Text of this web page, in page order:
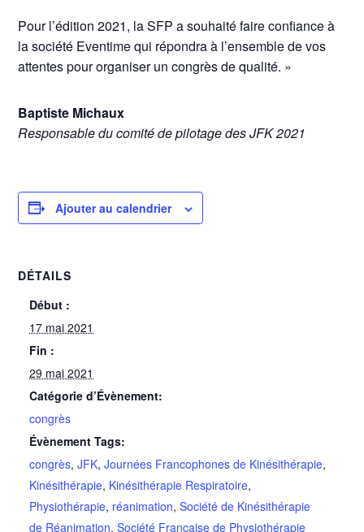
Pour l’édition 2021, la SFP a souhaité faire confiance à
la société Eventime qui répondra à l’ensemble de vos
attentes pour organiser un congrès de qualité. »
Baptiste Michaux
Responsable du comité de pilotage des JFK 2021
Ajouter au calendrier
DÉTAILS
Début :
17 mai 2021
Fin :
29 mai 2021
Catégorie d’Évènement:
congrès
Évènement Tags:
congrès,JFK,Journées Francophones de Kinésithérapie,
Kinésithérapie, Kinésithérapie Respiratoire,
Physiothérapie, réanimation,Société de Kinésithérapie
de Réanimation,Société Française de Physiothérapie